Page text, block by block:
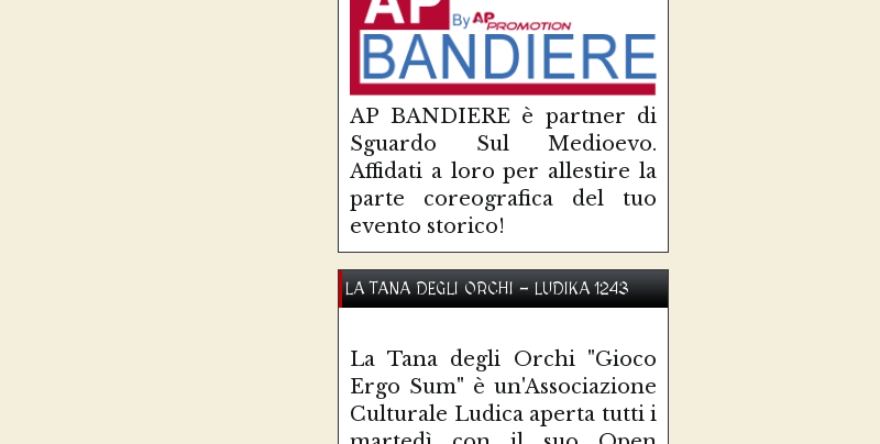
AP BANDIERE è partner di
Sguardo Sul Medioevo.
Affidati a loro per allestire la
parte coreografica del tuo
evento storico!
LA TANA DEGLI ORCHI - LUDIKA 1243
La Tana degli Orchi "Gioco
Ergo Sum" è un'Associazione
Culturale Ludica aperta tutti i